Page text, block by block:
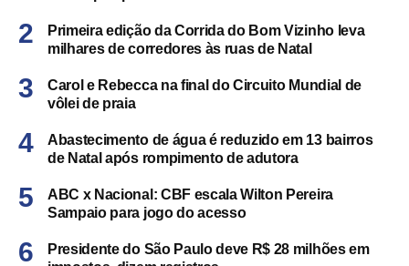
Primeira edição da Corrida do Bom Vizinho leva
milhares de corredores às ruas de Natal
Carol e Rebecca na final do Circuito Mundial de
vôlei de praia
Abastecimento de água é reduzido em 13 bairros
de Natal após rompimento de adutora
ABC x Nacional: CBF escala Wilton Pereira
Sampaio para jogo do acesso
Presidente do São Paulo deve R$ 28 milhões em